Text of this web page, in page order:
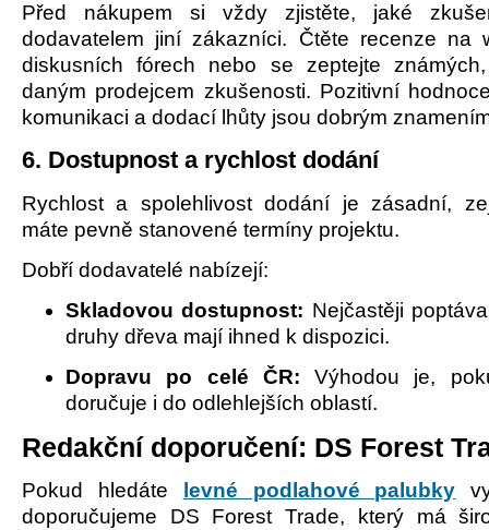
Před nákupem si vždy zjistěte, jaké
dodavatelem jiní zákazníci. Čtěte recenze na
diskusních fórech nebo se zeptejte
daným prodejcem zkušenosti. Pozitivní
komunikaci a dodací lhůty jsou dobrým
6. Dostupnost a rychlost dodání
Rychlost a spolehlivost dodání je zásadní,
máte pevně stanovené termíny projektu.
Dobří dodavatelé nabízejí:
Skladovou dostupnost: Nejčastěji
druhy dřeva mají ihned k dispozici.
Dopravu po celé ČR: Výhodou je,
doručuje i do odlehlejších oblastí.
Redakční doporučení: DS Forest
Pokud hledáte levné podlahové palubky
doporučujeme DS Forest Trade, který má